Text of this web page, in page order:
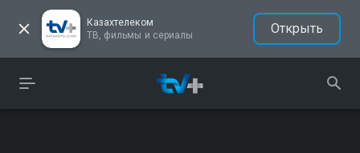
Казахтелеком
ТВ, фильмы и сериалы
Открыть